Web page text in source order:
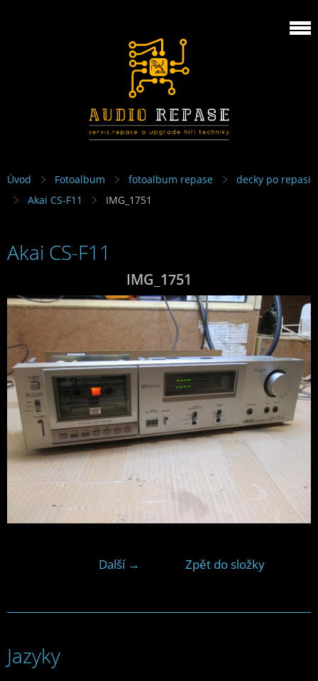
Úvod Fotoalbum fotoalbum repase
decky po repasi
Akai CS-F11
IMG_1751
Akai CS-F11
IMG_1751
Další → Zpět do složky
Jazyky